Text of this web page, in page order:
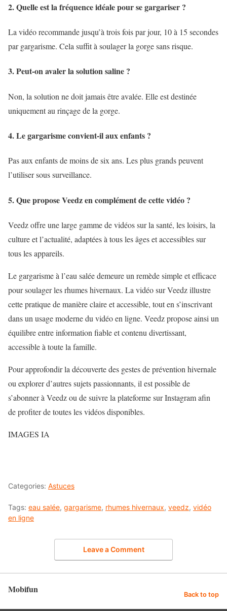
2. Quelle est la fréquence idéale pour se gargariser ?
La vidéo recommande jusqu’à trois fois par jour, 10 à 15 secondes
par gargarisme. Cela suffit à soulager la gorge sans risque.
3. Peut-on avaler la solution saline ?
Non, la solution ne doit jamais être avalée. Elle est destinée
uniquement au rinçage de la gorge.
4. Le gargarisme convient-il aux enfants ?
Pas aux enfants de moins de six ans. Les plus grands peuvent
l’utiliser sous surveillance.
5. Que propose Veedz en complément de cette vidéo ?
Veedz offre une large gamme de vidéos sur la santé, les loisirs, la
culture et l’actualité, adaptées à tous les âges et accessibles sur
tous les appareils.
Le gargarisme à l’eau salée demeure un remède simple et efficace
pour soulager les rhumes hivernaux. La vidéo sur Veedz illustre
cette pratique de manière claire et accessible, tout en s’inscrivant
dans un usage moderne du vidéo en ligne. Veedz propose ainsi un
équilibre entre information fiable et contenu divertissant,
accessible à toute la famille.
Pour approfondir la découverte des gestes de prévention hivernale
ou explorer d’autres sujets passionnants, il est possible de
s’abonner à Veedz ou de suivre la plateforme sur Instagram afin
de profiter de toutes les vidéos disponibles.
IMAGES IA
Categories: Astuces
Tags: eau salée, gargarisme, rhumes hivernaux, veedz, vidéo
en ligne
Leave a Comment
Mobifun Back to top